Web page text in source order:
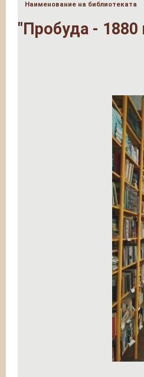
Наименование на библиотеката
"Пробуда - 1880